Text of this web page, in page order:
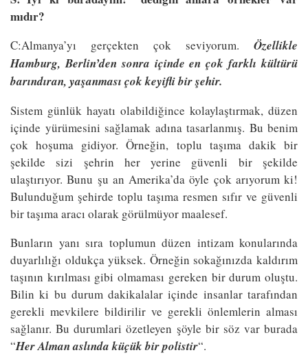
mıdır?
C:Almanya’yı gerçekten çok seviyorum. Özellikle
Hamburg, Berlin’den sonra içinde en çok farklı kültürü
barındıran, yaşanması çok keyifli bir şehir.
Sistem günlük hayatı olabildiğince kolaylaştırmak, düzen
içinde yürümesini sağlamak adına tasarlanmış. Bu benim
çok hoşuma gidiyor. Örneğin, toplu taşıma dakik bir
şekilde sizi şehrin her yerine güvenli bir şekilde
ulaştırıyor. Bunu şu an Amerika’da öyle çok arıyorum ki!
Bulunduğum şehirde toplu taşıma resmen sıfır ve güvenli
bir taşıma aracı olarak görülmüyor maalesef.
Bunların yanı sıra toplumun düzen intizam konularında
duyarlılığı oldukça yüksek. Örneğin sokağınızda kaldırım
taşının kırılması gibi olmaması gereken bir durum oluştu.
Bilin ki bu durum dakikalalar içinde insanlar tarafından
gerekli mevkilere bildirilir ve gerekli önlemlerin alması
sağlanır. Bu durumlari özetleyen şöyle bir söz var burada
“Her Alman aslında küçük bir polistir“.